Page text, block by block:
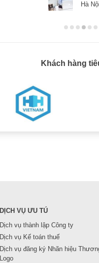
Hà Nội
Khách hàng
DỊCH VỤ ƯU TÚ
Dịch vụ thành lập Công ty
Dịch vụ Kế toán thuế
Dịch vụ đăng ký Nhãn hiệu
Logo